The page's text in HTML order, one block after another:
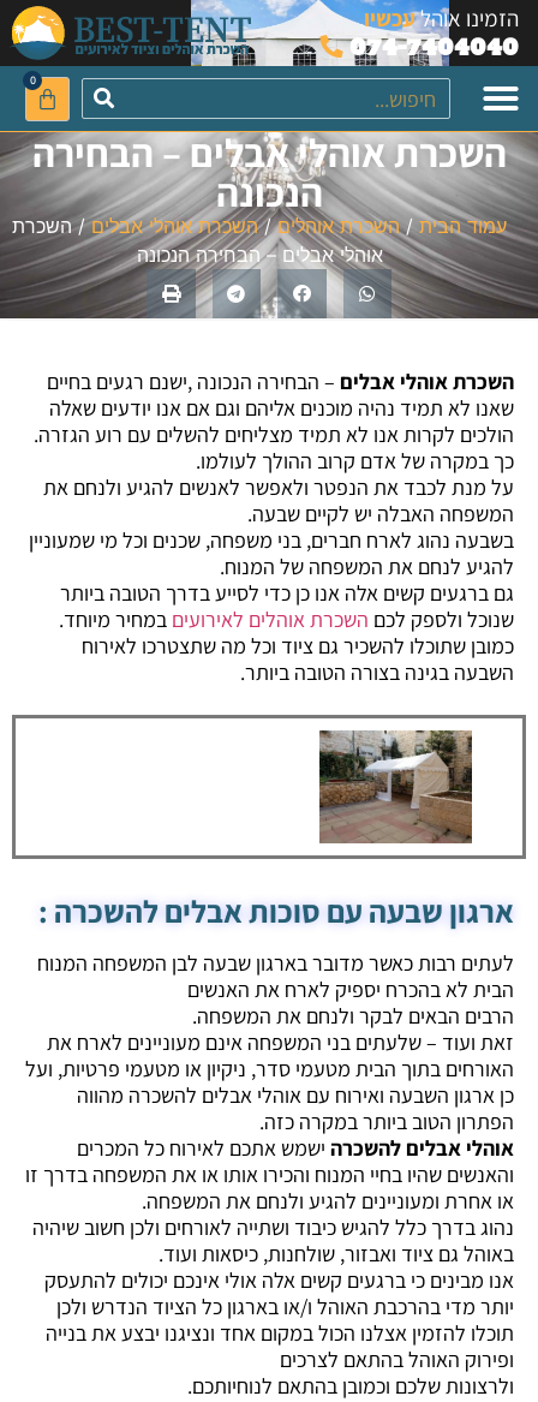
לתוכן
הזמינו אוהלעכשיו
074-7404040
0
השכרת אוהלי אבלים – הבחירה
הנכונה
עמוד הבית /השכרת אוהלים/השכרת אוהלי אבלים/ השכרת
אוהלי אבלים – הבחירה הנכונה
השכרת אוהלי אבלים – הבחירה הנכונה ,ישנם רגעים בחיים
שאנו לא תמיד נהיה מוכנים אליהם וגם אם אנו יודעים שאלה
הולכים לקרות אנו לא תמיד מצליחים להשלים עם רוע הגזרה.
כך במקרה של אדם קרוב ההולך לעולמו.
על מנת לכבד את הנפטר ולאפשר לאנשים להגיע ולנחם את
המשפחה האבלה יש לקיים שבעה.
בשבעה נהוג לארח חברים, בני משפחה, שכנים וכל מי שמעוניין
להגיע לנחם את המשפחה של המנוח.
גם ברגעים קשים אלה אנו כן כדי לסייע בדרך הטובה ביותר
שנוכל ולספק לכם השכרת אוהלים לאירועים במחיר מיוחד.
כמובן שתוכלו להשכיר גם ציוד וכל מה שתצטרכו לאירוח
השבעה בגינה בצורה הטובה ביותר.
ארגון שבעה עם סוכות אבלים להשכרה :
לעתים רבות כאשר מדובר בארגון שבעה לבן המשפחה המנוח
הבית לא בהכרח יספיק לארח את האנשים
הרבים הבאים לבקר ולנחם את המשפחה.
זאת ועוד – שלעתים בני המשפחה אינם מעוניינים לארח את
האורחים בתוך הבית מטעמי סדר, ניקיון או מטעמי פרטיות, ועל
כן ארגון השבעה ואירוח עם אוהלי אבלים להשכרה מהווה
הפתרון הטוב ביותר במקרה כזה.
אוהלי אבלים להשכרה ישמש אתכם לאירוח כל המכרים
והאנשים שהיו בחיי המנוח והכירו אותו או את המשפחה בדרך זו
או אחרת ומעוניינים להגיע ולנחם את המשפחה.
נהוג בדרך כלל להגיש כיבוד ושתייה לאורחים ולכן חשוב שיהיה
באוהל גם ציוד ואבזור, שולחנות, כיסאות ועוד.
אנו מבינים כי ברגעים קשים אלה אולי אינכם יכולים להתעסק
יותר מדי בהרכבת האוהל ו/או בארגון כל הציוד הנדרש ולכן
תוכלו להזמין אצלנו הכול במקום אחד ונציגנו יבצע את בנייה
ופירוק האוהל בהתאם לצרכים
ולרצונות שלכם וכמובן בהתאם לנוחיותכם.